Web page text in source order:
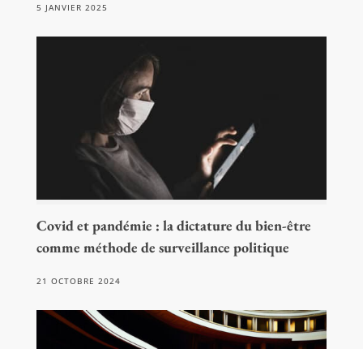
5 JANVIER 2025
Covid et pandémie : la dictature du bien-être
comme méthode de surveillance politique
21 OCTOBRE 2024